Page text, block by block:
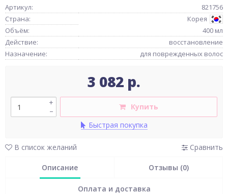
Артикул:
821756
Страна:
Корея
Объём:
400 мл
Действие:
восстановление
Назначение:
для поврежденных волос
3 082 р.
–
+
Купить
Быстрая покупка
В список желаний Сравнить
Описание Отзывы (0)
Оплата и доставка